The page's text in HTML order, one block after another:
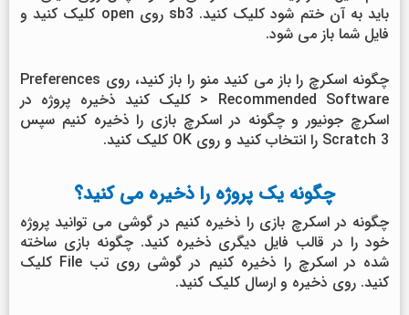
باید به آن ختم شود کلیک کنید. sb3 روی open کلیک کنید و
فایل شما باز می شود.
چگونه اسکرچ را باز می کنید منو را باز کنید، روی Preferences
> Recommended Software کلیک کنید ذخیره پروژه در
اسکرچ جونیور و چگونه در اسکرچ بازی را ذخیره کنیم سپس
Scratch 3 را انتخاب کنید و روی OK کلیک کنید.
چگونه یک پروژه را ذخیره می کنید؟
چگونه در اسکرچ بازی را ذخیره کنیم در گوشی می توانید پروژه
خود را در قالب فایل دیگری ذخیره کنید. چگونه بازی ساخته
شده در اسکرچ را ذخیره کنیم در گوشی روی تب File کلیک
کنید. روی ذخیره و ارسال کلیک کنید.